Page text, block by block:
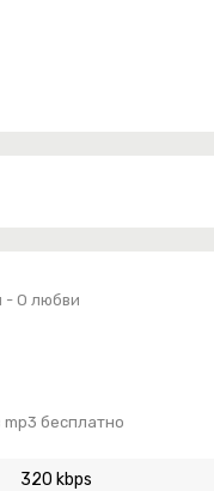
- О любви
mp3 бесплатно
320 kbps